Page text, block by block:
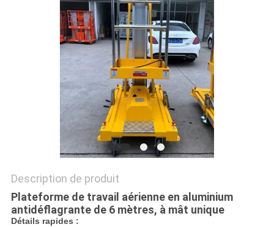
DEMANDEZ
UN DEVIS
POLITIQUE
DE
CONFIDENTIALITÉ
Description de produit
Plateforme de travail aérienne en aluminium
antidéflagrante de 6 mètres, à mât unique
Détails rapides :